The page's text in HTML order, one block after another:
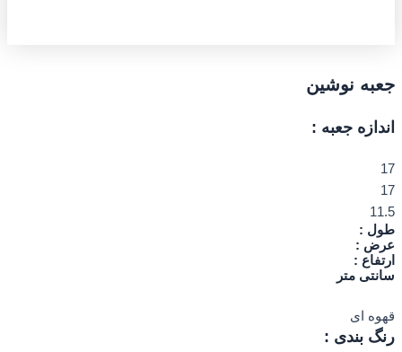
جعبه نوشین
اندازه جعبه :
17
17
11.5
طول :
عرض :
ارتفاع :
سانتی متر
قهوه ای
رنگ بندی :